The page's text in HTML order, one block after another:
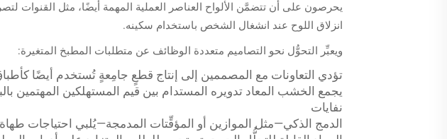
يحرصون على أن تتضمَّن الألواح العناصر العملية المهمة أيضًا، مثل القنوات
انزلاق اللوح عند انشغال الشخص باستخدام سكينه.
ويعبِّر التحوُّل نحو التصاميم متعددة الوظائف عن متطلبات المطبخ المتغيرة:
تؤدي التعاونات مع المصممين إلى إنتاج قطعٍ جامِعةٍ تُستخدم أيضًا
يجمع الخشب المعاد تدويره المستدام بين قيم المستهلكين المهتمين
نفايات
الدمج الذكي—مثل الموازين أو المؤقِّتات المدمجة—يُلبي احتياجات طهاة